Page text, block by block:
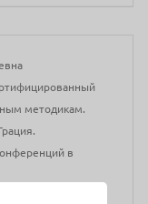
методикам.
в